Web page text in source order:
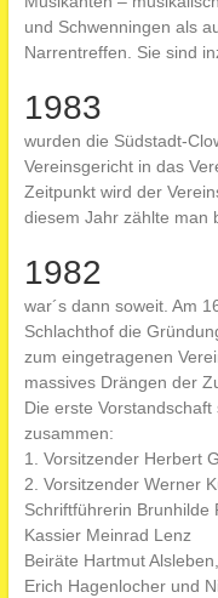
und Schwenningen als
Narrentreffen. Sie sind
1983
wurden die Südstadt-
Vereinsgericht in das
Zeitpunkt wird der
diesem Jahr zählte man
1982
war´s dann soweit. Am
Schlachthof die
zum eingetragenen
massives Drängen der
Die erste
zusammen:
1. Vorsitzender Herbert
2. Vorsitzender Werner
Schriftführerin Brunhilde
Kassier Meinrad Lenz
Beiräte Hartmut
Erich Hagenlocher und